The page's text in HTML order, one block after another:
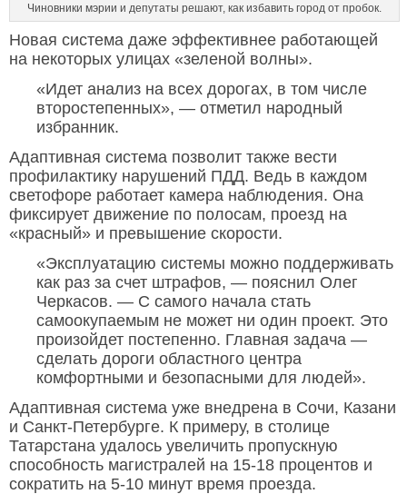
Чиновники мэрии и депутаты решают, как избавить город от пробок.
Новая система даже эффективнее работающей
на некоторых улицах «зеленой волны».
«Идет анализ на всех дорогах, в том числе
второстепенных», — отметил народный
избранник.
Адаптивная система позволит также вести
профилактику нарушений ПДД. Ведь в каждом
светофоре работает камера наблюдения. Она
фиксирует движение по полосам, проезд на
«красный» и превышение скорости.
«Эксплуатацию системы можно поддерживать
как раз за счет штрафов, — пояснил Олег
Черкасов. — С самого начала стать
самоокупаемым не может ни один проект. Это
произойдет постепенно. Главная задача —
сделать дороги областного центра
комфортными и безопасными для людей».
Адаптивная система уже внедрена в Сочи, Казани
и Санкт-Петербурге. К примеру, в столице
Татарстана удалось увеличить пропускную
способность магистралей на 15-18 процентов и
сократить на 5-10 минут время проезда.